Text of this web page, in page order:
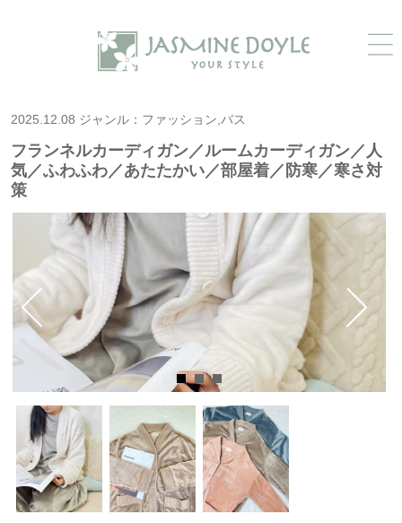
2025.12.08 ジャンル：ファッション,バス
フランネルカーディガン／ルームカーディガン／人
気／ふわふわ／あたたかい／部屋着／防寒／寒さ対
策